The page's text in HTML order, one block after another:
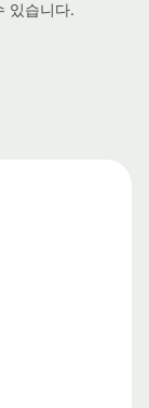
있습니다.